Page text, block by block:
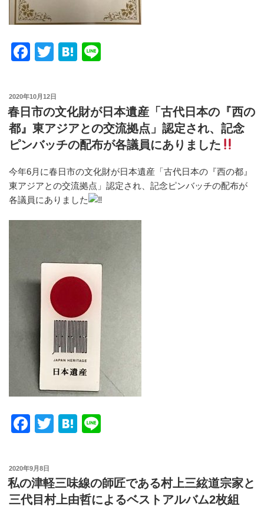
F
c
e
b
o
o
k
T
tt
er
H
n
a
投
稿
日:
2020年10月12日
春日市の文化財が日本遺産「古代日本の『西の
都』東アジアとの交流拠点」認定され、記念
ピンバッチの配布が各議員にありました
今年6月に春日市の文化財が日本遺産「古代日本の『西の都』
東アジアとの交流拠点」認定され、記念ピンバッチの配布が
各議員にありました
F
c
e
b
T
er
H
n
a
投
稿
日:
2020年9月8日
私の津軽三味線の師匠である村上三絃道宗家と
三代目村上由哲によるベストアルバム2枚組